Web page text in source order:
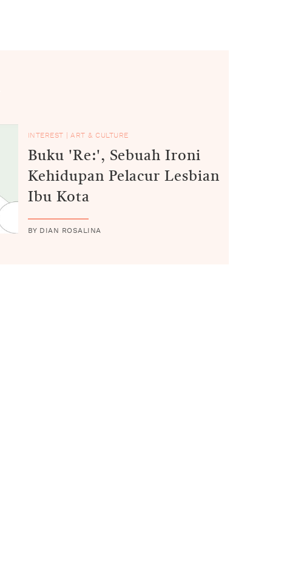
INTEREST |ART & CULTURE
Buku 'Re:', Sebuah Ironi
Kehidupan Pelacur Lesbian
Ibu Kota
BY DIAN ROSALINA